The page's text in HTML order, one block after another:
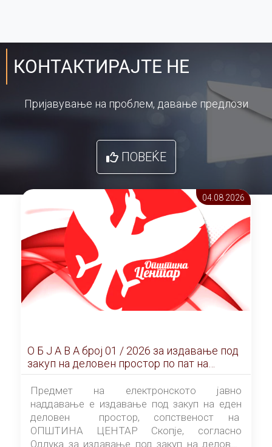
КОНТАКТИРАЈТЕ НЕ
Пријавување на проблем, давање предлози
ПОВЕЌЕ
04.08 2026
О Б Ј А В А брoj 01 / 2026 за издавање под
закуп на деловен простор по пат на
ЕЛЕКТРОНСКО ЈАВНО НАДДАВАЊЕ
Предмет на електронското јавно
наддавање е издавање под закуп на еден
деловен простор, сопственост на
ОПШТИНА ЦЕНТАР Скопје, согласно
Одлука за издавање под закуп на деловен